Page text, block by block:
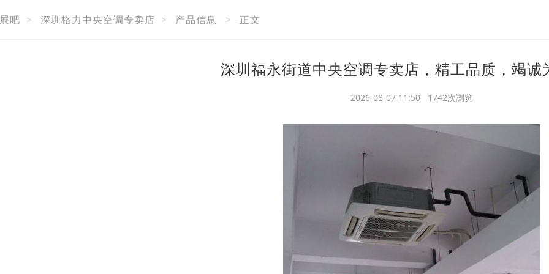
吧 > 深圳格力中央空调专卖店 > 产品信息 > 正文
深圳福永街道中央空调专卖店，精工品质，竭诚
2026-08-07 11:50 1742次浏览